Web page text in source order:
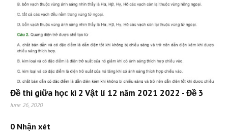
Đề thi giữa học kì 2 Vật lí 12 năm 2021 2022 - Đề 3
June 26, 2020
0 Nhận xét